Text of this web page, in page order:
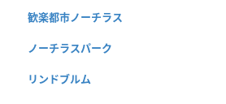
歓楽都市ノーチラス
ノーチラスパーク
リンドブルム